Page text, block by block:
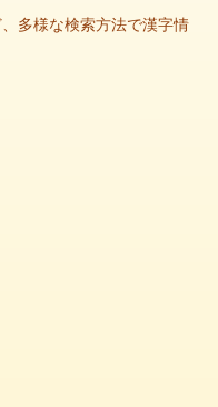
多様な検索方法で漢字情